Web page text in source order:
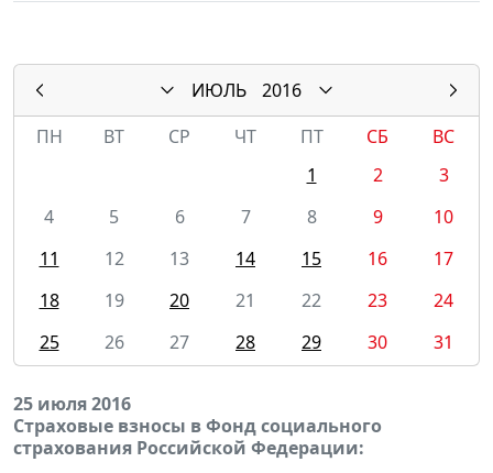
ИЮЛЬ
2016
ПН
ВТ СР ЧТ ПТ СБ
ВС
1
2
3
4
5 6 7 8 9
10
11
12 13 14 15 16
17
18
19 20 21 22 23
24
25
26 27 28 29 30 31
25 июля 2016
Страховые взносы в Фонд социального
страхования Российской Федерации: